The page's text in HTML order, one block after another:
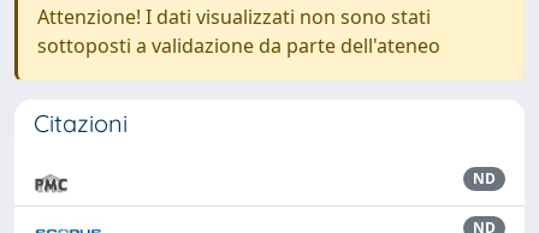
Attenzione! I dati visualizzati non sono stati
sottoposti a validazione da parte dell'ateneo
Citazioni
ND
ND